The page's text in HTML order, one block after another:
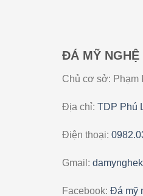
ĐÁ MỸ
Chủ cơ sở: Phạm
Địa chỉ: TDP Phú
Điện thoại:
Gmail:
Facebook: Đá mỹ